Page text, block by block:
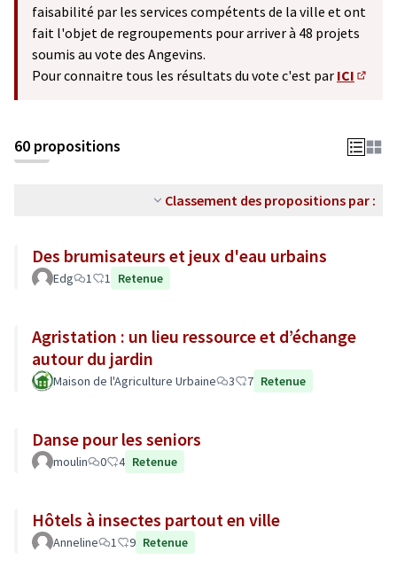
faisabilité par les services compétents de la ville et ont
fait l'objet de regroupements pour arriver à 48 projets
soumis au vote des Angevins.
Pour connaitre tous les résultats du vote c'est par ICI
60 propositions
Classement des propositions par :
Des brumisateurs et jeux d'eau urbains
Edg 1 1 Retenue
Agristation : un lieu ressource et d’échange
autour du jardin
Maison de l'Agriculture Urbaine 3 7 Retenue
Danse pour les seniors
moulin 0 4 Retenue
Hôtels à insectes partout en ville
Anneline 1 9 Retenue